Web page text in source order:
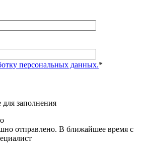
персональных данных.*
для заполнения
отправлено. В ближайшее время с